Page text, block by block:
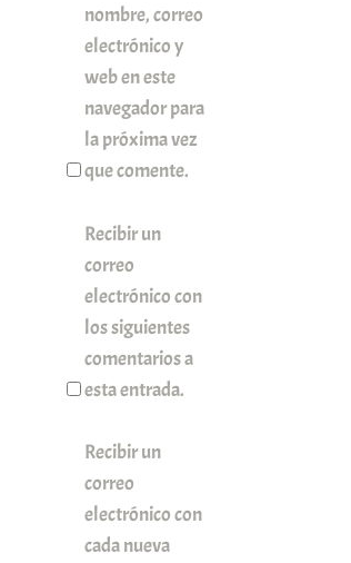
nombre, correo
electrónico y
web en este
navegador para
la próxima vez
que comente.
Recibir un
correo
electrónico con
los siguientes
comentarios a
esta entrada.
Recibir un
correo
electrónico con
cada nueva